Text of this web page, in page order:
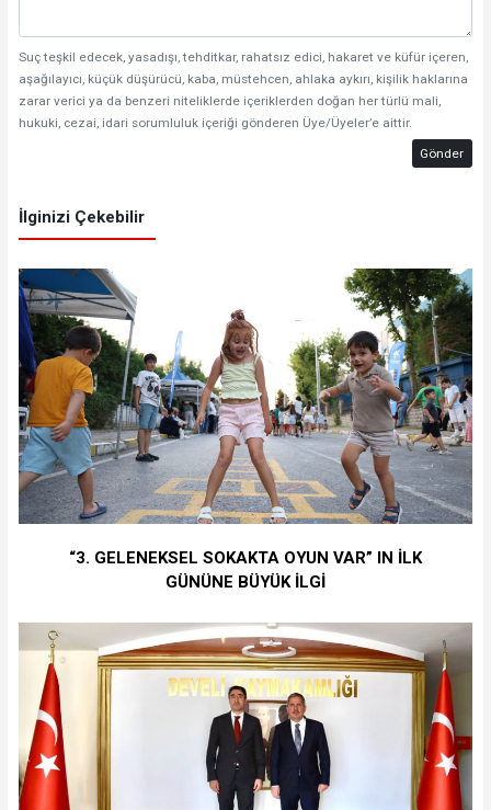
Suç teşkil edecek, yasadışı, tehditkar, rahatsız edici, hakaret ve küfür içeren,
aşağılayıcı, küçük düşürücü, kaba, müstehcen, ahlaka aykırı, kişilik haklarına
zarar verici ya da benzeri niteliklerde içeriklerden doğan her türlü mali,
hukuki, cezai, idari sorumluluk içeriği gönderen Üye/Üyeler’e aittir.
Gönder
İlginizi Çekebilir
“3. GELENEKSEL SOKAKTA OYUN VAR” IN İLK
GÜNÜNE BÜYÜK İLGİ